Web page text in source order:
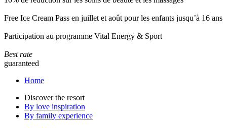
Free Ice Cream Pass en juillet et août pour les enfants jusqu’à 16 ans
Participation au programme Vital Energy & Sport
Best rate
guaranteed
Home
Discover the resort
By love inspiration
By family experience